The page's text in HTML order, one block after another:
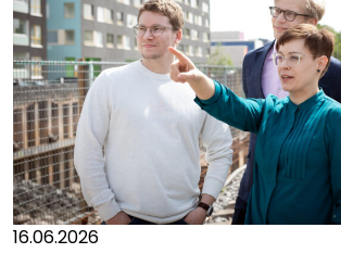
16.06.2026